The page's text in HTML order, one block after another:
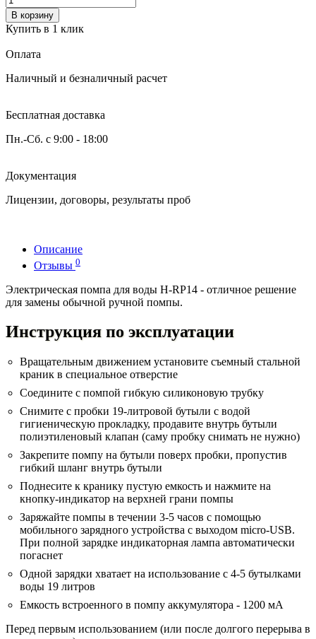
В корзину
Купить в 1 клик
Оплата
Наличный и безналичный расчет
Бесплатная доставка
Пн.-Сб. с 9:00 - 18:00
Документация
Лицензии, договоры, результаты проб
Описание
Отзывы 0
Электрическая помпа для воды H-RP14 - отличное решение
для замены обычной ручной помпы.
Инструкция по эксплуатации
Вращательным движением установите съемный стальной
краник в специальное отверстие
Соедините с помпой гибкую силиконовую трубку
Снимите с пробки 19-литровой бутыли с водой
гигиеническую прокладку, продавите внутрь бутыли
полиэтиленовый клапан (саму пробку снимать не нужно)
Закрепите помпу на бутыли поверх пробки, пропустив
гибкий шланг внутрь бутыли
Поднесите к кранику пустую емкость и нажмите на
кнопку-индикатор на верхней грани помпы
Заряжайте помпы в течении 3-5 часов с помощью
мобильного зарядного устройства с выходом micro-USB.
При полной зарядке индикаторная лампа автоматически
погаснет
Одной зарядки хватает на использование с 4-5 бутылками
воды 19 литров
Емкость встроенного в помпу аккумулятора - 1200 мА
Перед первым использованием (или после долгого перерыва в